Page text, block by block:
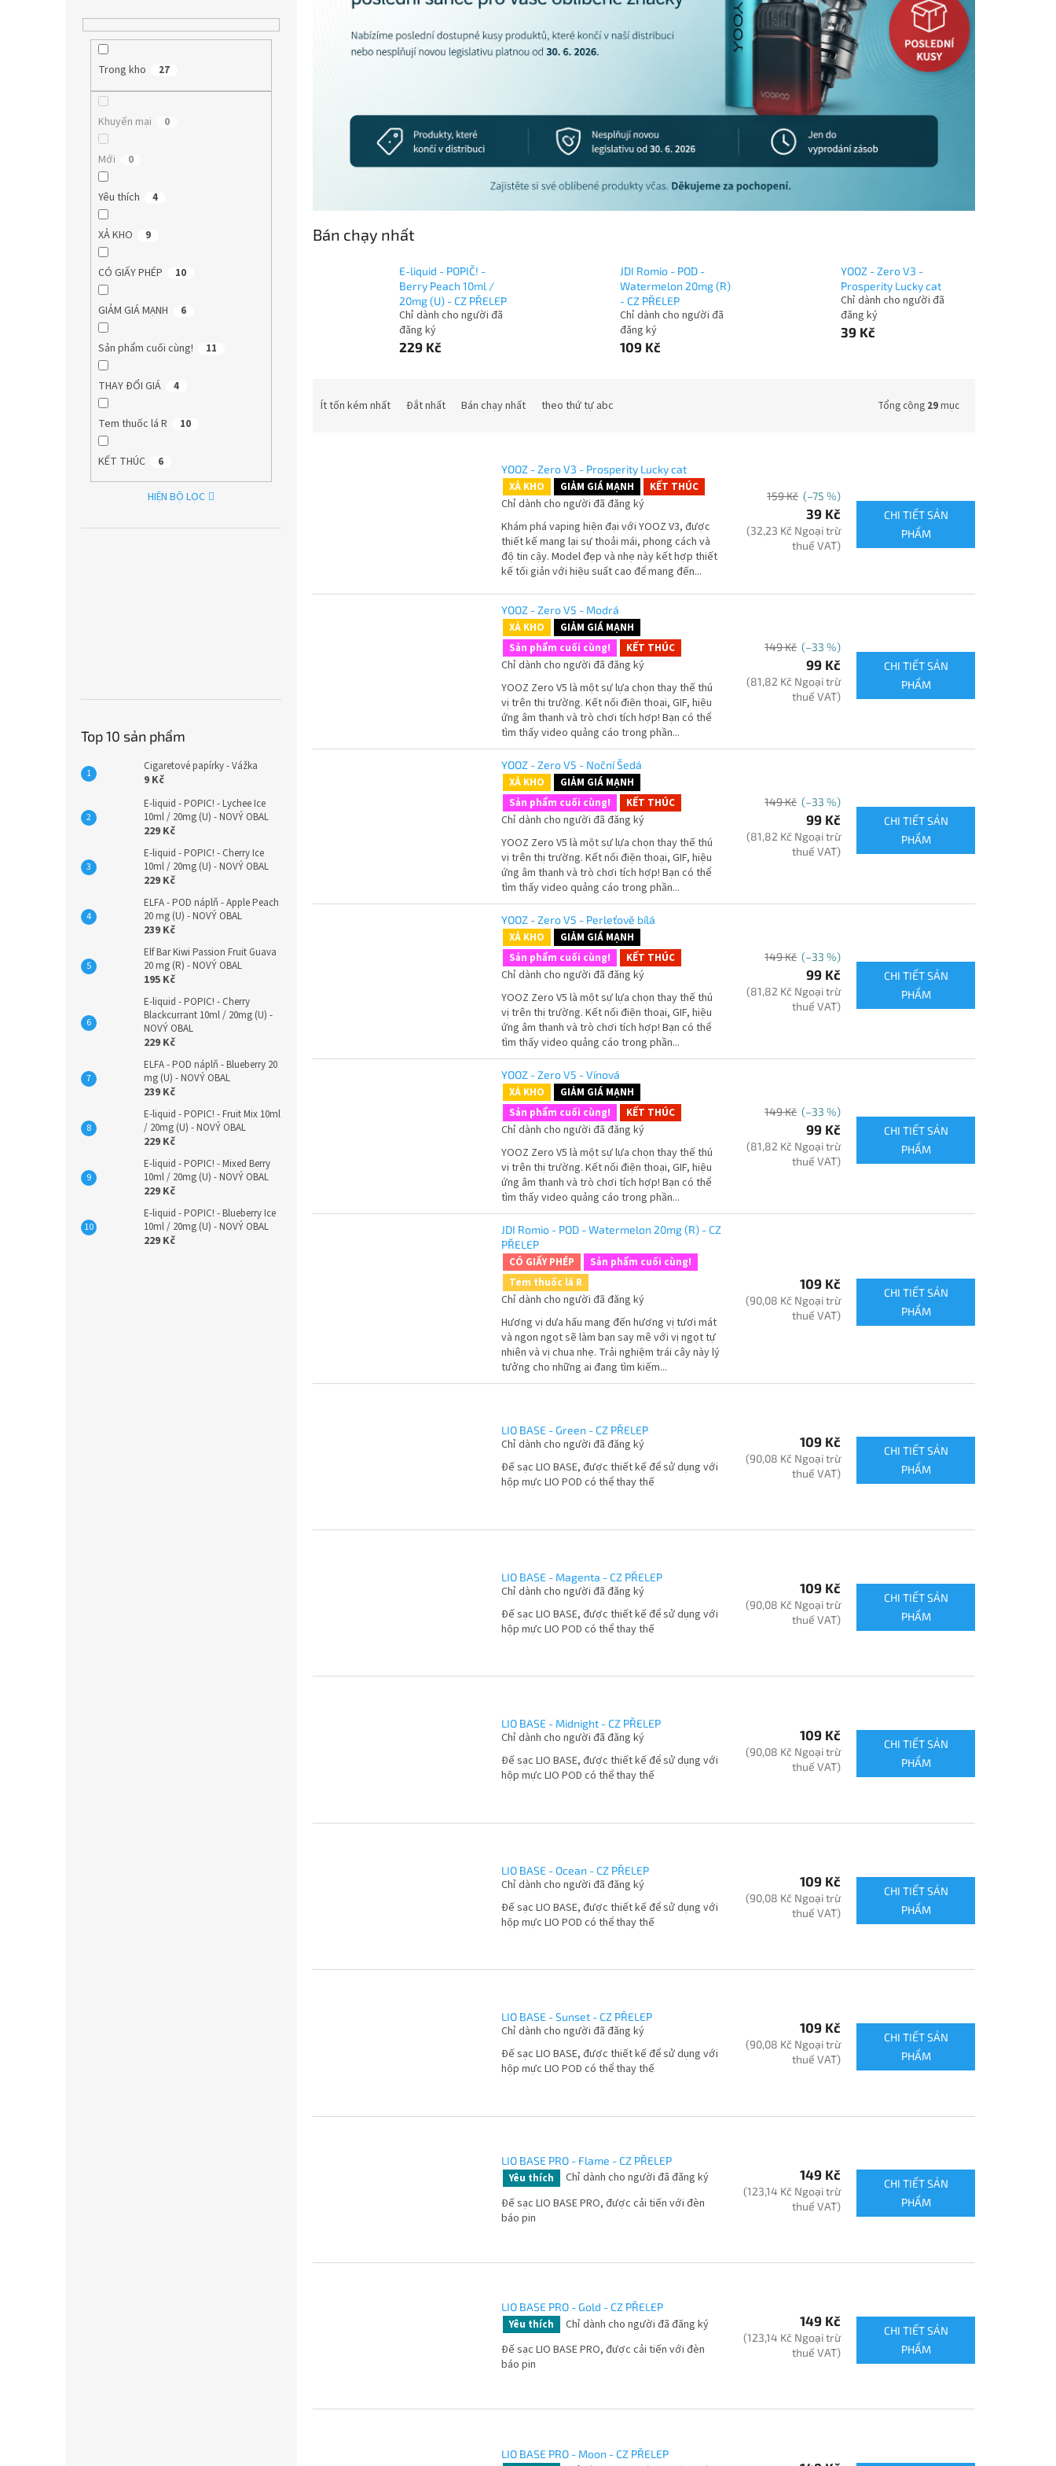
Trong kho 27
Khuyến mại 0
Mới 0
Yêu thích 4
XẢ KHO 9
CÓ GIẤY PHÉP 10
GIẢM GIÁ MẠNH 6
Sản phẩm cuối cùng! 11
THAY ĐỔI GIÁ 4
Tem thuốc lá R 10
KẾT THÚC 6
HIỆN BỘ LỌC
Top 10 sản phẩm
Cigaretové papírky - Vážka
9 Kč
E-liquid - POPIC! - Lychee Ice
10ml / 20mg (U) - NOVÝ OBAL
229 Kč
E-liquid - POPIC! - Cherry Ice
10ml / 20mg (U) - NOVÝ OBAL
229 Kč
ELFA - POD náplň - Apple Peach
20 mg (U) - NOVÝ OBAL
239 Kč
Elf Bar Kiwi Passion Fruit Guava
20 mg (R) - NOVÝ OBAL
195 Kč
E-liquid - POPIC! - Cherry
Blackcurrant 10ml / 20mg (U) -
NOVÝ OBAL
229 Kč
ELFA - POD náplň - Blueberry 20
mg (U) - NOVÝ OBAL
239 Kč
E-liquid - POPIC! - Fruit Mix 10ml
/ 20mg (U) - NOVÝ OBAL
229 Kč
E-liquid - POPIC! - Mixed Berry
10ml / 20mg (U) - NOVÝ OBAL
229 Kč
E-liquid - POPIC! - Blueberry Ice
10ml / 20mg (U) - NOVÝ OBAL
229 Kč
Bán chạy nhất
E-liquid - POPIČ! -
Berry Peach 10ml /
20mg (U) - CZ PŘELEP
Chỉ dành cho người đã
đăng ký
229 Kč
JDI Romio - POD -
Watermelon 20mg (R)
- CZ PŘELEP
Chỉ dành cho người đã
đăng ký
109 Kč
YOOZ - Zero V3 -
Prosperity Lucky cat
Chỉ dành cho người đã
đăng ký
39 Kč
h
h
Ít tốn kém nhất Đắt nhất Bán chạy nhất theo thứ tự abc Tổng cộng 29mục
s
YOOZ - Zero V3 - Prosperity Lucky cat
XẢ KHO GIẢM GIÁ MẠNH KẾT THÚC
Chỉ dành cho người đã đăng ký
Khám phá vaping hiện đại với YOOZ V3, được
thiết kế mang lại sự thoải mái, phong cách và
độ tin cậy. Model đẹp và nhẹ này kết hợp thiết
kế tối giản với hiệu suất cao để mang đến...
159 Kč (–75 %)
39 Kč
(32,23 Kč Ngoại trừ
thuế VAT)
CHI TIẾT SẢN
PHẨM
YOOZ - Zero V5 - Modrá
XẢ KHO
GIẢM GIÁ MẠNH
Sản phẩm cuối cùng!
KẾT THÚC
Chỉ dành cho người đã đăng ký
YOOZ Zero V5 là một sự lựa chọn thay thế thú
vị trên thị trường. Kết nối điện thoại, GIF, hiệu
ứng âm thanh và trò chơi tích hợp! Bạn có thể
tìm thấy video quảng cáo trong phần...
149 Kč (–33 %)
99 Kč
(81,82 Kč Ngoại trừ
thuế VAT)
CHI TIẾT SẢN
PHẨM
YOOZ - Zero V5 - Noční Šedá
XẢ KHO
GIẢM GIÁ MẠNH
Sản phẩm cuối cùng!
KẾT THÚC
Chỉ dành cho người đã đăng ký
YOOZ Zero V5 là một sự lựa chọn thay thế thú
vị trên thị trường. Kết nối điện thoại, GIF, hiệu
ứng âm thanh và trò chơi tích hợp! Bạn có thể
tìm thấy video quảng cáo trong phần...
149 Kč (–33 %)
99 Kč
(81,82 Kč Ngoại trừ
thuế VAT)
CHI TIẾT SẢN
PHẨM
YOOZ - Zero V5 - Perleťově bílá
XẢ KHO
GIẢM GIÁ MẠNH
Sản phẩm cuối cùng!
KẾT THÚC
Chỉ dành cho người đã đăng ký
YOOZ Zero V5 là một sự lựa chọn thay thế thú
vị trên thị trường. Kết nối điện thoại, GIF, hiệu
ứng âm thanh và trò chơi tích hợp! Bạn có thể
tìm thấy video quảng cáo trong phần...
149 Kč (–33 %)
99 Kč
(81,82 Kč Ngoại trừ
thuế VAT)
CHI TIẾT SẢN
PHẨM
YOOZ - Zero V5 - Vínová
XẢ KHO
GIẢM GIÁ MẠNH
Sản phẩm cuối cùng!
KẾT THÚC
Chỉ dành cho người đã đăng ký
YOOZ Zero V5 là một sự lựa chọn thay thế thú
vị trên thị trường. Kết nối điện thoại, GIF, hiệu
ứng âm thanh và trò chơi tích hợp! Bạn có thể
tìm thấy video quảng cáo trong phần...
149 Kč (–33 %)
99 Kč
(81,82 Kč Ngoại trừ
thuế VAT)
CHI TIẾT SẢN
PHẨM
JDI Romio - POD - Watermelon 20mg (R) - CZ
PŘELEP
CÓ GIẤY PHÉP
Sản phẩm cuối cùng!
Tem thuốc lá R
Chỉ dành cho người đã đăng ký
Hương vị dưa hấu mang đến hương vị tươi mát
và ngon ngọt sẽ làm bạn say mê với vị ngọt tự
nhiên và vị chua nhẹ. Trải nghiệm trái cây này lý
tưởng cho những ai đang tìm kiếm...
109 Kč
(90,08 Kč Ngoại trừ
thuế VAT)
CHI TIẾT SẢN
PHẨM
LIO BASE - Green - CZ PŘELEP
Chỉ dành cho người đã đăng ký
Đế sạc LIO BASE, được thiết kế để sử dụng với
hộp mực LIO POD có thể thay thế
109 Kč
(90,08 Kč Ngoại trừ
thuế VAT)
CHI TIẾT SẢN
PHẨM
LIO BASE - Magenta - CZ PŘELEP
Chỉ dành cho người đã đăng ký
Đế sạc LIO BASE, được thiết kế để sử dụng với
hộp mực LIO POD có thể thay thế
109 Kč
(90,08 Kč Ngoại trừ
thuế VAT)
CHI TIẾT SẢN
PHẨM
LIO BASE - Midnight - CZ PŘELEP
Chỉ dành cho người đã đăng ký
Đế sạc LIO BASE, được thiết kế để sử dụng với
hộp mực LIO POD có thể thay thế
109 Kč
(90,08 Kč Ngoại trừ
thuế VAT)
CHI TIẾT SẢN
PHẨM
LIO BASE - Ocean - CZ PŘELEP
Chỉ dành cho người đã đăng ký
Đế sạc LIO BASE, được thiết kế để sử dụng với
hộp mực LIO POD có thể thay thế
109 Kč
(90,08 Kč Ngoại trừ
thuế VAT)
CHI TIẾT SẢN
PHẨM
LIO BASE - Sunset - CZ PŘELEP
Chỉ dành cho người đã đăng ký
Đế sạc LIO BASE, được thiết kế để sử dụng với
hộp mực LIO POD có thể thay thế
109 Kč
(90,08 Kč Ngoại trừ
thuế VAT)
CHI TIẾT SẢN
PHẨM
LIO BASE PRO - Flame - CZ PŘELEP
Yêu thích
Chỉ dành cho người đã đăng ký
Đế sạc LIO BASE PRO, được cải tiến với đèn
báo pin
149 Kč
(123,14 Kč Ngoại trừ
thuế VAT)
CHI TIẾT SẢN
PHẨM
LIO BASE PRO - Gold - CZ PŘELEP
Yêu thích
Chỉ dành cho người đã đăng ký
Đế sạc LIO BASE PRO, được cải tiến với đèn
báo pin
149 Kč
(123,14 Kč Ngoại trừ
thuế VAT)
CHI TIẾT SẢN
PHẨM
LIO BASE PRO - Moon - CZ PŘELEP